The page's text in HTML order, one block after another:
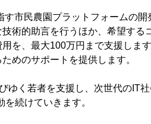
市民農園プラットフォームの
術的助言を行うほか、希望する
を、最大100万円まで支援しま
めのサポートを提供します。
ゆく若者を支援し、次世代のIT
続けていきます。